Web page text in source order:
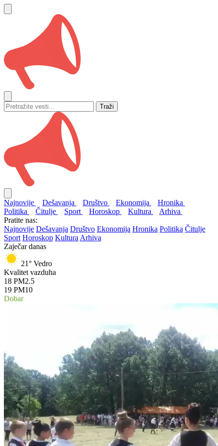
Traži
Najnovije Dešavanja Društvo Ekonomija
Hronika
Politika
Čitulje Sport Horoskop Kultura
Arhiva
Pratite nas:
Najnovije Dešavanja Društvo Ekonomija Hronika Politika Čitulje
Sport Horoskop Kultura Arhiva
Zaječar danas
21° Vedro
Kvalitet vazduha
18 PM2.5
19 PM10
Dobar